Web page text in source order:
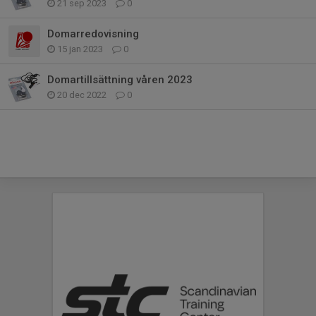
21 sep 2023 0
Domarredovisning
15 jan 2023 0
Domartillsättning våren 2023
20 dec 2022 0